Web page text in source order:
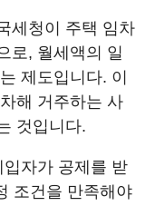
세청이 주택 임차
로, 월세액의 일
제도입니다. 이
해 거주하는 사
것입니다.
자가 공제를 받
조건을 만족해야